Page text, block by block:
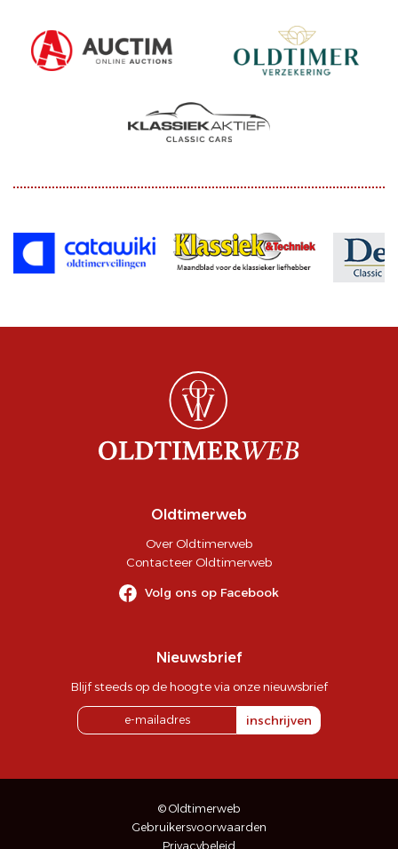
Oldtimerweb
Over Oldtimerweb
Contacteer Oldtimerweb
Volg ons op Facebook
Nieuwsbrief
Blijf steeds op de hoogte via onze nieuwsbrief
inschrijven
© Oldtimerweb
Gebruikersvoorwaarden
Privacybeleid